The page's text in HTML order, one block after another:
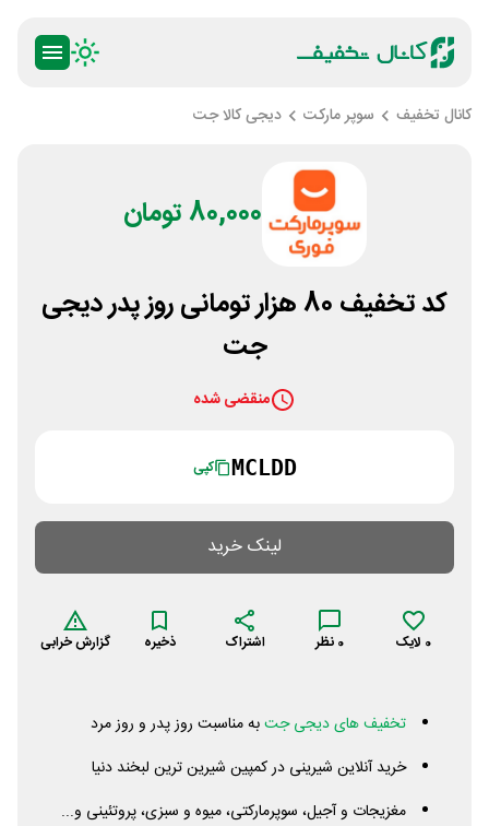
کانال تخفیف سوپر مارکت دیجی کالا جت
80,000 تومان
کد تخفیف 80 هزار تومانی روز پدر دیجی
جت
منقضی شده
MCLDD کپی
لینک خرید
0 لایک 0 نظر اشتراک ذخیره گزارش خرابی
تخفیف های دیجی جتبه مناسبت روز پدر و روز مرد
خرید آنلاین شیرینی در کمپین شیرین ترین لبخند دنیا
مغزیجات و آجیل، سوپرمارکتی، میوه و سبزی، پروتئینی و...